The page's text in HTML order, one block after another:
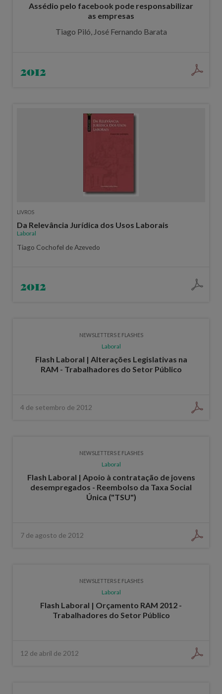
Assédio pelo facebook pode responsabilizar
as empresas
Tiago Piló, José Fernando Barata
2012
LIVROS
Da Relevância Jurídica dos Usos Laborais
Laboral
Tiago Cochofel de Azevedo
2012
NEWSLETTERS E FLASHES
Laboral
Flash Laboral | Alterações Legislativas na
RAM - Trabalhadores do Setor Público
4 de setembro de 2012
NEWSLETTERS E FLASHES
Laboral
Flash Laboral | Apoio à contratação de jovens
desempregados - Reembolso da Taxa Social
Única ("TSU")
7 de agosto de 2012
NEWSLETTERS E FLASHES
Laboral
Flash Laboral | Orçamento RAM 2012 -
Trabalhadores do Setor Público
12 de abril de 2012